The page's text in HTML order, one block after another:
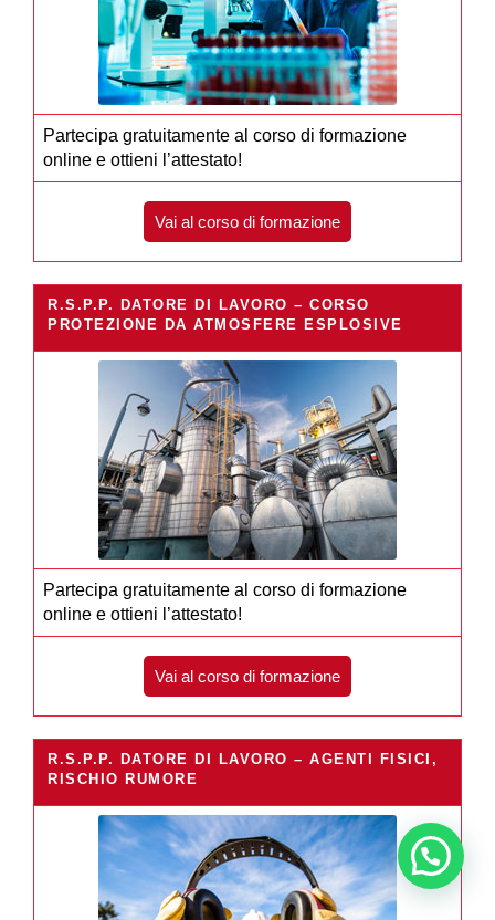
Partecipa gratuitamente al corso di formazione
online e ottieni l’attestato!
Vai al corso di formazione
R.S.P.P. DATORE DI LAVORO – CORSO
PROTEZIONE DA ATMOSFERE ESPLOSIVE
Partecipa gratuitamente al corso di formazione
online e ottieni l’attestato!
Vai al corso di formazione
R.S.P.P. DATORE DI LAVORO – AGENTI FISICI,
RISCHIO RUMORE